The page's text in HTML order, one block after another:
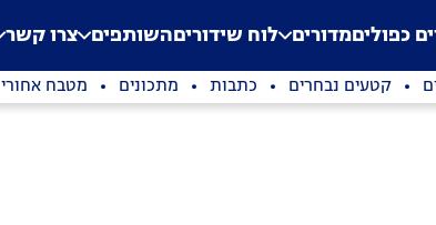
Application error: a
. כפוליםמדורים לוח שידוריםהשותפים צרו קשר
קטעים נבחרים כתבות מתכונים מטבח אחורי